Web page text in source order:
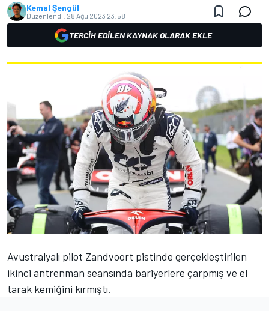
Kemal Şengül
Düzenlendi: 28 Ağu 2023 23:58
TERCIH EDILEN KAYNAK OLARAK EKLE
Avustralyalı pilot Zandvoort pistinde gerçekleştirilen
ikinci antrenman seansında bariyerlere çarpmış ve el
tarak kemiğini kırmıştı.